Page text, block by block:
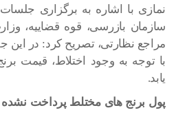
نمازی با اشاره به برگزاری
سازمان بازرسی، قوه قضاییه،
مراجع نظارتی، تصریح کرد: در
یابد.
پول برنج های مختلط پرداخت نشده